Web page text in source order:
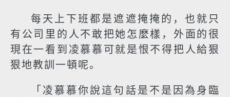
每天上下班都是遮遮掩掩的，也就只
有公司里的人不敢把她怎麼樣，外面的很
現在一看到凌慕慕可就是恨不得把人給狠
狠地教訓一頓呢。
「凌慕慕你說這句話是不是因為身臨